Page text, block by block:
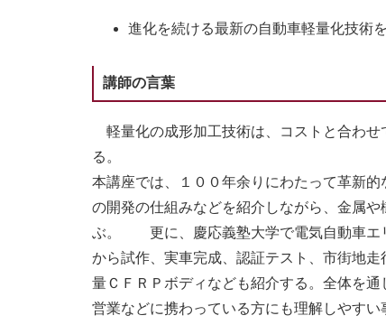
進化を続ける最新の自動車軽量化技術
講師の言葉
軽量化の成形加工技術は、コストと合わせ
る。
本講座では、１００年余りにわたって革新
の開発の仕組みなどを紹介しながら、金属
ぶ。 更に、慶応義塾大学で電気自動車エ
から試作、実車完成、認証テスト、市街地
量ＣＦＲＰボディなども紹介する。全体を
営業などに携わっている方にも理解しやす